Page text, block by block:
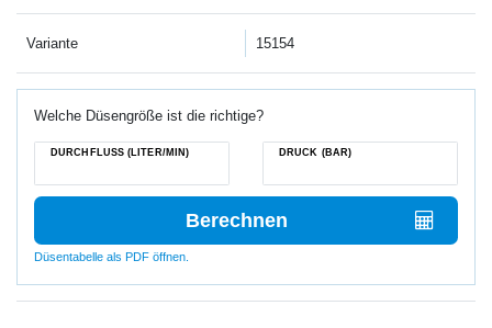
Variante 15154
Welche Düsengröße ist die richtige?
DURCHFLUSS (LITER/MIN) DRUCK (BAR)
Berechnen
Düsentabelle als PDF öffnen.